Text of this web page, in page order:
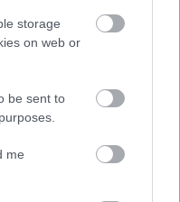
storage
on web or
be sent to
me